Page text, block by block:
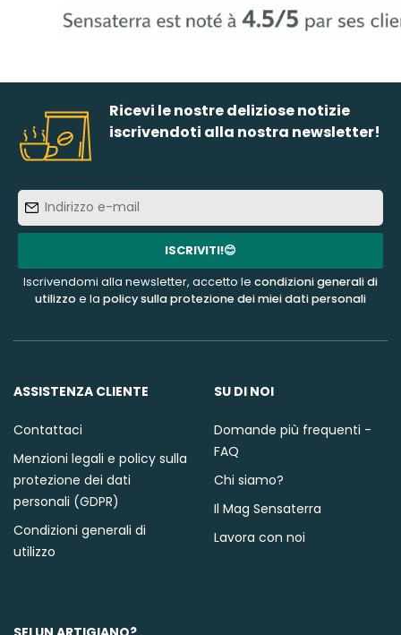
Ricevi le nostre deliziose notizie
iscrivendoti alla nostra newsletter!
e-
mail
ISCRIVITI!😊
Iscrivendomi alla newsletter, accetto le condizioni generali di
utilizzoe la policy sulla protezione dei miei dati personali
ASSISTENZA CLIENTE
Contattaci
Menzioni legali e policy sulla
protezione dei dati
personali (GDPR)
Condizioni generali di
utilizzo
SU DI NOI
Domande più frequenti -
FAQ
Chi siamo?
Il Mag Sensaterra
Lavora con noi